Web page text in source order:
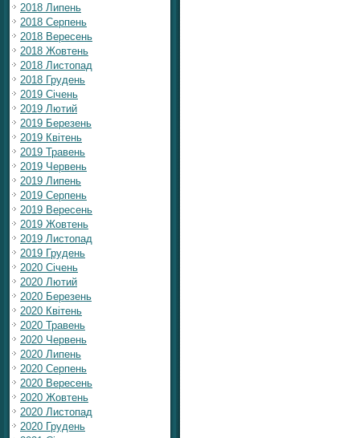
2018 Липень
2018 Серпень
2018 Вересень
2018 Жовтень
2018 Листопад
2018 Грудень
2019 Січень
2019 Лютий
2019 Березень
2019 Квітень
2019 Травень
2019 Червень
2019 Липень
2019 Серпень
2019 Вересень
2019 Жовтень
2019 Листопад
2019 Грудень
2020 Січень
2020 Лютий
2020 Березень
2020 Квітень
2020 Травень
2020 Червень
2020 Липень
2020 Серпень
2020 Вересень
2020 Жовтень
2020 Листопад
2020 Грудень